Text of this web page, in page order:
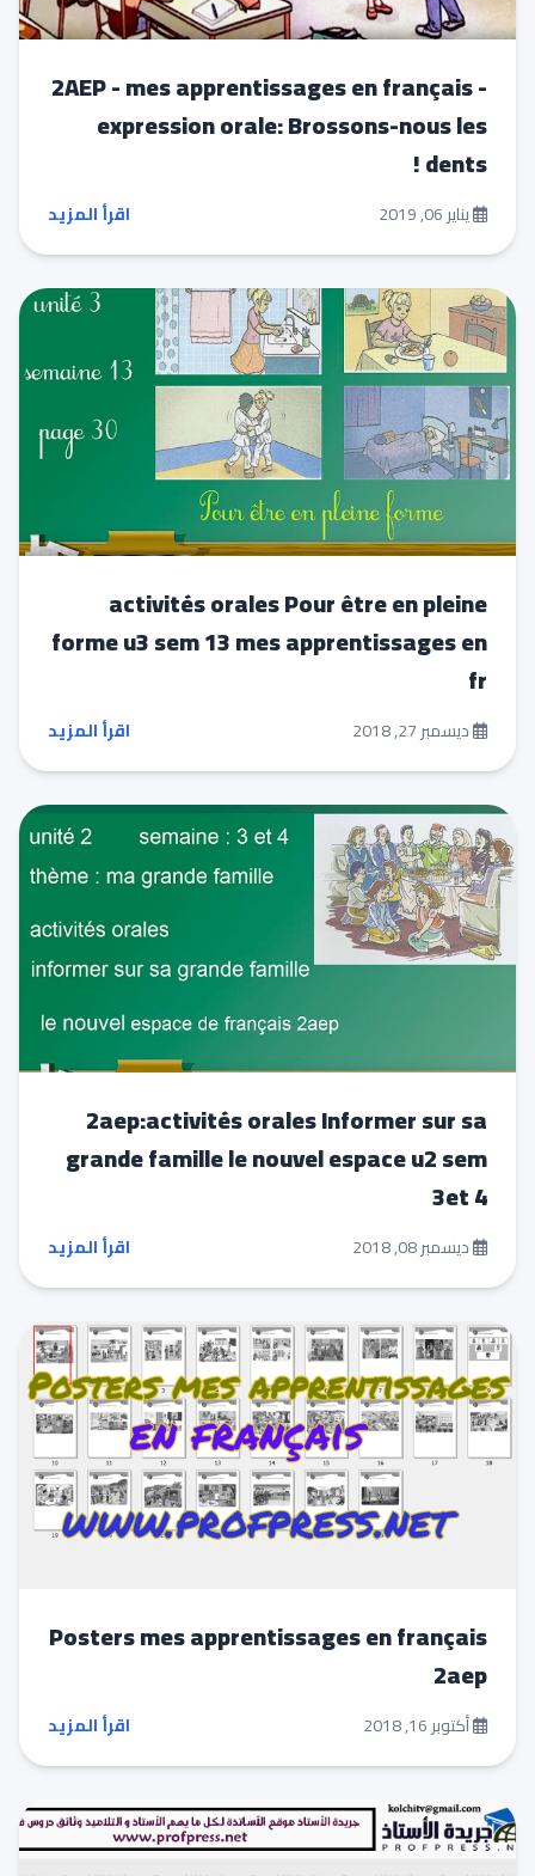
2AEP - mes apprentissages en français -
expression orale: Brossons-nous les
dents !
يناير 06, 2019 اقرأ المزيد
activités orales Pour être en pleine
forme u3 sem 13 mes apprentissages en
fr
ديسمبر 27, 2018 اقرأ المزيد
2aep:activités orales Informer sur sa
grande famille le nouvel espace u2 sem
3et 4
ديسمبر 08, 2018 اقرأ المزيد
Posters mes apprentissages en français
2aep
أكتوبر 16, 2018 اقرأ المزيد